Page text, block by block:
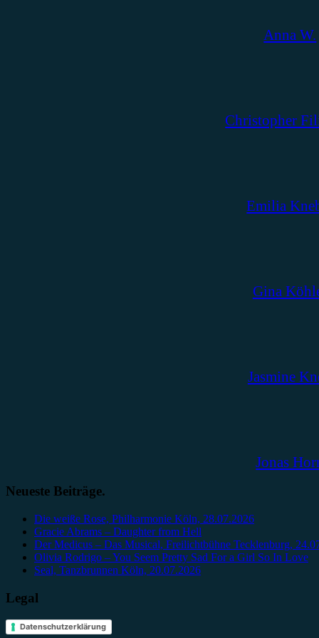
Anna W.
Christopher
Emilia
Gina
Jasmine
Jonas
Neueste Beiträge.
Die weiße Rose, Philharmonie Köln, 28.07.2026
Gracie Abrams – Daughter from Hell
Der Medicus – Das Musical, Freilichtbühne Tecklenburg,
Olivia Rodrigo – You Seem Pretty Sad For a Girl So In Love
Seal, Tanzbrunnen Köln, 20.07.2026
Legal
Datenschutzerklärung